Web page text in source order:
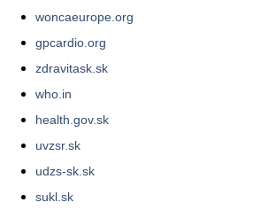
woncaeurope.org
gpcardio.org
zdravitask.sk
who.in
health.gov.sk
uvzsr.sk
udzs-sk.sk
sukl.sk